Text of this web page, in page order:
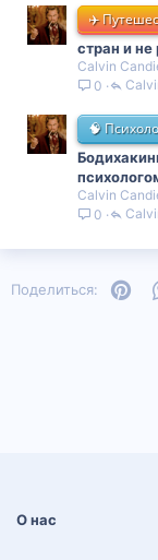
✈️
стран и не
Calvin
0
🧠
Calvin
0
Поделиться:
О нас